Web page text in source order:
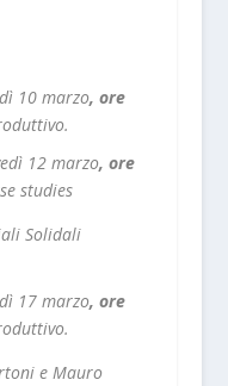
10 marzo, ore
12 marzo, ore
studies
Solidali
17 marzo, ore
e Mauro